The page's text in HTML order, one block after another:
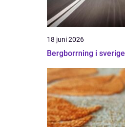
18 juni 2026
Bergborrning i sverige